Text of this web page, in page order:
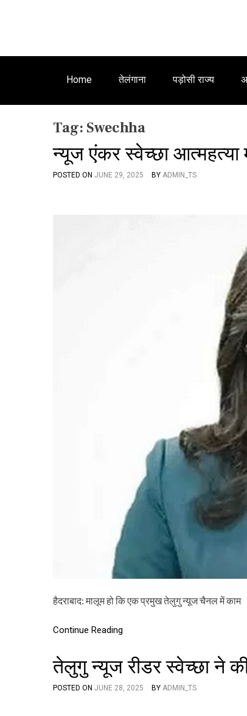
Home तेलंगाना पड़ोसी राज्य
Tag: Swechha
न्यूज एंकर स्वेच्छा
POSTED ON JUNE 29, 2025 BY ADMIN_TS
हैदराबाद: मालूम हो कि एक प्रमुख तेलुगु न्यूज चैनल में काम
Continue Reading
तेलुगु न्यूज रीडर स्वेच्छा ने
POSTED ON JUNE 28, 2025 BY ADMIN_TS